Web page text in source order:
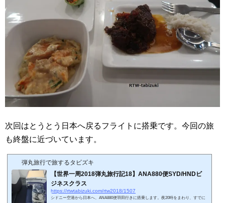
次回はとうとう日本へ戻るフライトに搭乗です。今回の旅
も終盤に近づいています。
弾丸旅行で旅するタビズキ
【世界一周2018弾丸旅行記18】ANA880便SYD/HNDビ
ジネスクラス
https://rtwtabizuki.com/rtw2018/1507
シドニー空港から日本へ、ANA880便羽田行きに搭乗します。夜20時をまわり、すでに